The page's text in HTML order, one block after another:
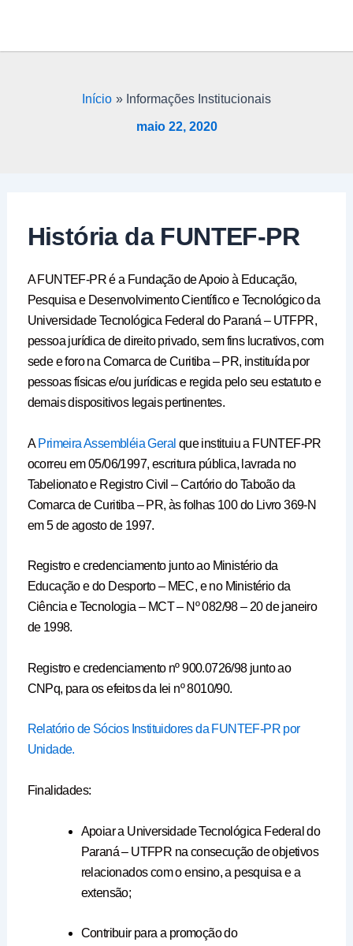
o
Início Informações Institucionais
maio 22, 2020
História da FUNTEF-PR
A FUNTEF-PR é a Fundação de Apoio à Educação,
Pesquisa e Desenvolvimento Científico e Tecnológico da
Universidade Tecnológica Federal do Paraná – UTFPR,
pessoa jurídica de direito privado, sem fins lucrativos, com
sede e foro na Comarca de Curitiba – PR, instituída por
pessoas físicas e/ou jurídicas e regida pelo seu estatuto e
demais dispositivos legais pertinentes.
A Primeira Assembléia Geral que instituiu a FUNTEF-PR
ocorreu em 05/06/1997, escritura pública, lavrada no
Tabelionato e Registro Civil – Cartório do Taboão da
Comarca de Curitiba – PR, às folhas 100 do Livro 369-N
em 5 de agosto de 1997.
Registro e credenciamento junto ao Ministério da
Educação e do Desporto – MEC, e no Ministério da
Ciência e Tecnologia – MCT – Nº 082/98 – 20 de janeiro
de 1998.
Registro e credenciamento nº 900.0726/98 junto ao
CNPq, para os efeitos da lei nº 8010/90.
Relatório de Sócios Instituidores da FUNTEF-PR por
Unidade.
Finalidades:
Apoiar a Universidade Tecnológica Federal do
Paraná – UTFPR na consecução de objetivos
relacionados com o ensino, a pesquisa e a
extensão;
Contribuir para a promoção do